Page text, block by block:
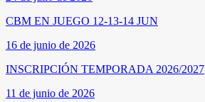
CBM EN JUEGO 12-13-14 JUN
16 de junio de 2026
INSCRIPCIÓN TEMPORADA 2026/2027
11 de junio de 2026